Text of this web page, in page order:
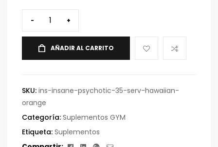
- +
AÑADIR AL CARRITO
SKU: ins-insane-psychotic-35-serv-hawaiian-
orange
Categoría: Suplementos GYM
Etiqueta: Suplementos